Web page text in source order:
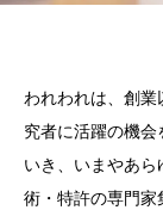
われわれは、創
究者に活躍の機
いき、いまやあ
術・特許の専門家